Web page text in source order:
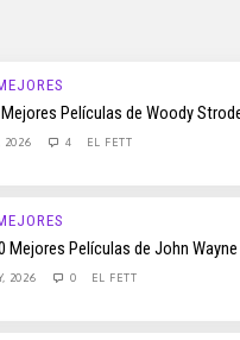
Mejores Películas de Woody
2026 4 EL FETT
Mejores Películas de John Wayne
2026 0 EL FETT